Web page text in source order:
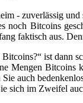
noch Bitcoins
faktisch aus.
ist dann
Mengen Bitcoins
auch
sich im Zweifel